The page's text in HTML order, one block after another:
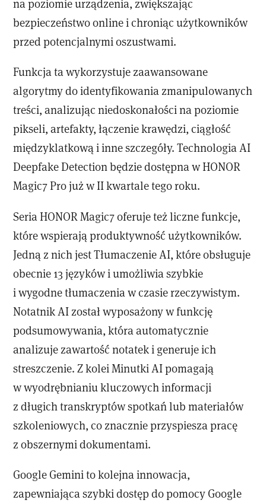
na poziomie urządzenia, zwiększając
bezpieczeństwo online i chroniąc użytkowników
przed potencjalnymi oszustwami.
Funkcja ta wykorzystuje zaawansowane
algorytmy do identyfikowania zmanipulowanych
treści, analizując niedoskonałości na poziomie
pikseli, artefakty, łączenie krawędzi, ciągłość
międzyklatkową i inne szczegóły. Technologia AI
Deepfake Detection będzie dostępna w HONOR
Magic7 Pro już w II kwartale tego roku.
Seria HONOR Magic7 oferuje też liczne funkcje,
które wspierają produktywność użytkowników.
Jedną z nich jest Tłumaczenie AI, które obsługuje
obecnie 13 języków i umożliwia szybkie
i wygodne tłumaczenia w czasie rzeczywistym.
Notatnik AI został wyposażony w funkcję
podsumowywania, która automatycznie
analizuje zawartość notatek i generuje ich
streszczenie. Z kolei Minutki AI pomagają
w wyodrębnianiu kluczowych informacji
z długich transkryptów spotkań lub materiałów
szkoleniowych, co znacznie przyspiesza pracę
z obszernymi dokumentami.
Google Gemini to kolejna innowacja,
zapewniająca szybki dostęp do pomocy Google